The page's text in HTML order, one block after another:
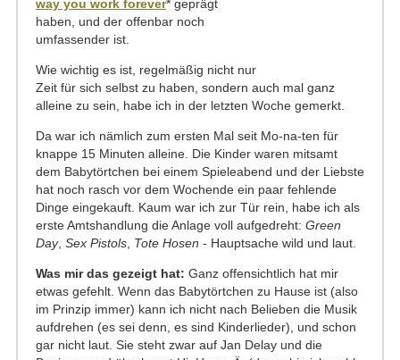
way you work forever* geprägt
haben, und der offenbar noch
umfassender ist.
Wie wichtig es ist, regelmäßig nicht nur
Zeit für sich selbst zu haben, sondern auch mal ganz
alleine zu sein, habe ich in der letzten Woche gemerkt.
Da war ich nämlich zum ersten Mal seit Mo-na-ten für
knappe 15 Minuten alleine. Die Kinder waren mitsamt
dem Babytörtchen bei einem Spieleabend und der Liebste
hat noch rasch vor dem Wochende ein paar fehlende
Dinge eingekauft. Kaum war ich zur Tür rein, habe ich als
erste Amtshandlung die Anlage voll aufgedreht: Green
Day, Sex Pistols Tote Hosen - Hauptsache wild und laut.
Was mir das gezeigt hat:​ Ganz offensichtlich hat mir
etwas gefehlt. Wenn das Babytörtchen zu Hause ist (also
im Prinzip immer) kann ich nicht nach Belieben die Musik
aufdrehen (es sei denn, es sind Kinderlieder), und schon
gar nicht laut. Sie steht zwar auf Jan Delay und die